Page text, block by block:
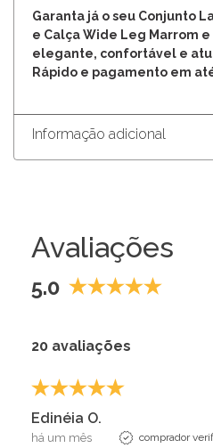
Garanta já o seu Conjunto
e Calça Wide Leg Marrom
elegante, confortável e
Rápido e pagamento em
Informação adicional
Avaliações
5.0
20 avaliações
Edinéia O.
há um mês comprador